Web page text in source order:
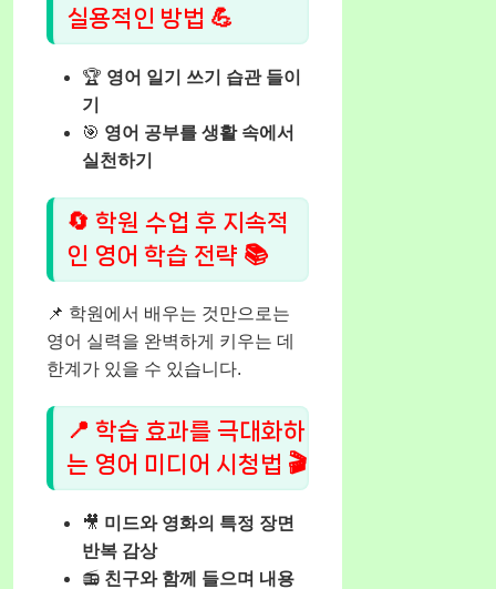
실용적인 방법 💪
🏆 영어 일기 쓰기 습관 들이
기
🎯 영어 공부를 생활 속에서
실천하기
🔄 학원 수업 후 지속적
인 영어 학습 전략 📚
📌 학원에서 배우는 것만으로는
영어 실력을 완벽하게 키우는 데
한계가 있을 수 있습니다.
📍 학습 효과를 극대화하
는 영어 미디어 시청법 🎬
🎥 미드와 영화의 특정 장면
반복 감상
📻 친구와 함께 들으며 내용